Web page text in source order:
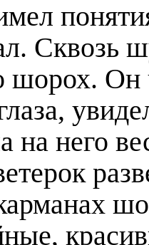
Сквозь
шорох. Он
на него